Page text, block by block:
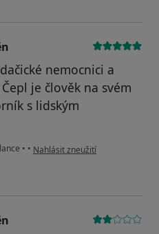
nemocnici a
je člověk na svém
s lidským
• • podle názoru uživatele Váš účet
Nahlásit zneužití